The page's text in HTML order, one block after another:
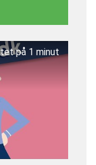
på 1 minut